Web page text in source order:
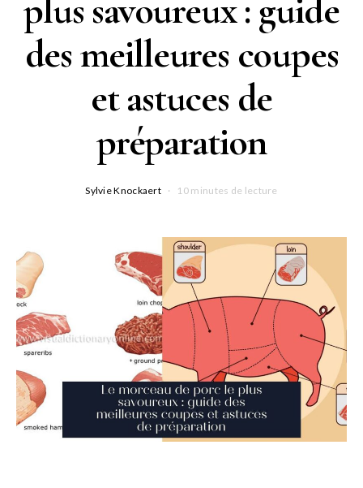
plus savoureux : guide
des meilleures coupes
et astuces de
préparation
Sylvie Knockaert 10 minutes de lecture